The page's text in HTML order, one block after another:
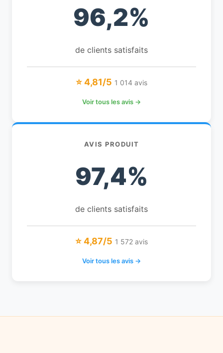
96,2%
de clients satisfaits
⭐ 4,81/5 1 014 avis
Voir tous les avis →
AVIS PRODUIT
97,4%
de clients satisfaits
⭐ 4,87/5 1 572 avis
Voir tous les avis →